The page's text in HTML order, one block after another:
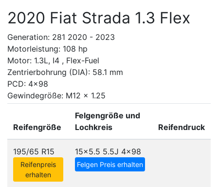
2020 Fiat Strada 1.3 Flex
Generation: 281 2020 - 2023
Motorleistung: 108 hp
Motor: 1.3L, I4 , Flex-Fuel
Zentrierbohrung (DIA): 58.1 mm
PCD: 4x98
Gewindegröße: M12 x 1.25
Reifengröße
Felgengröße und
Lochkreis
Reifendruck
195/65 R15
Reifenpreis
erhalten
15x5.5 5.5J 4x98
Felgen Preis erhalten